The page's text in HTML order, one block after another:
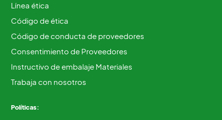
Línea ética
Código de ética
Código de conducta de proveedores
Consentimiento de Proveedores
Instructivo de embalaje Materiales
Trabaja con nosotros
Políticas: